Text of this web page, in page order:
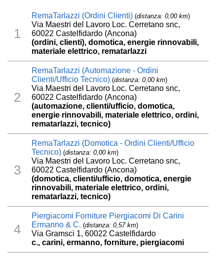
1
RemaTarlazzi (Ordini Clienti) (distanza: 0,00 km)
Via Maestri del Lavoro Loc. Cerretano snc,
60022 Castelfidardo (Ancona)
(ordini, clienti), domotica, energie rinnovabili,
materiale elettrico, rematarlazzi
2
RemaTarlazzi (Automazione - Ordini
Clienti/Ufficio Tecnico) (distanza: 0,00 km)
Via Maestri del Lavoro Loc. Cerretano snc,
60022 Castelfidardo (Ancona)
(automazione, clienti/ufficio, domotica,
energie rinnovabili, materiale elettrico, ordini,
rematarlazzi, tecnico)
3
RemaTarlazzi (Domotica - Ordini Clienti/Ufficio
Tecnico) (distanza: 0,00 km)
Via Maestri del Lavoro Loc. Cerretano snc,
60022 Castelfidardo (Ancona)
(domotica, clienti/ufficio, domotica, energie
rinnovabili, materiale elettrico, ordini,
rematarlazzi, tecnico)
4
Piergiacomi Forniture Piergiacomi Di Carini
Ermanno & C. (distanza: 0,57 km)
Via Gramsci 1, 60022 Castelfidardo
c., carini, ermanno, forniture, piergiacomi